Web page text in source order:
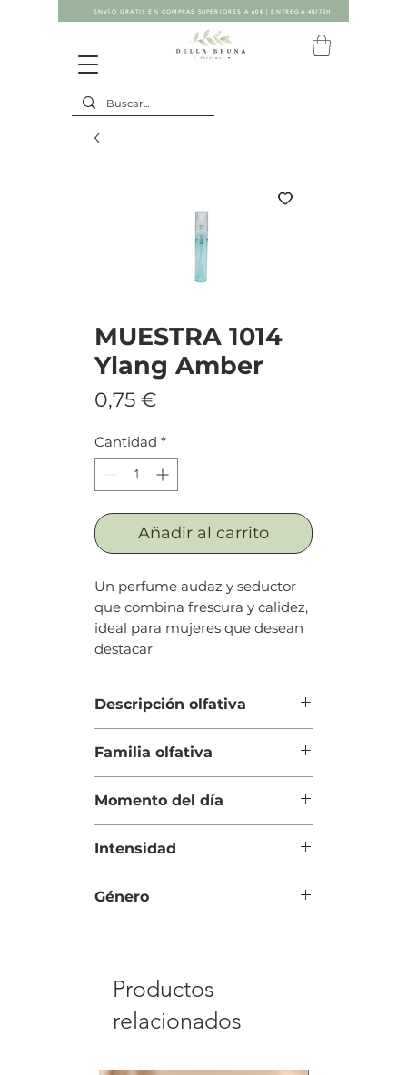
ENVÍO GRATIS EN COMPRAS SUPERIORES A 60€ | ENTREGA 48/72H
MUESTRA 1014
Ylang Amber
0,75 €
Cantidad *
Añadir al carrito
Un perfume audaz y seductor
que combina frescura y calidez,
ideal para mujeres que desean
destacar
Descripción olfativa
azahar
Cuerpo: Palomitas de maíz y
vainilla
Familia olfativa
Momento del día
Intensidad
Género
Productos
relacionados